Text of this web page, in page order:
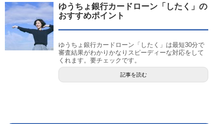
ゆうちょ銀行カードローン「したく」の
おすすめポイント
ゆうちょ銀行カードローン「したく」は最短30分で
審査結果がわかりかなりスピーディーな対応をして
くれます。要チェックです。
記事を読む